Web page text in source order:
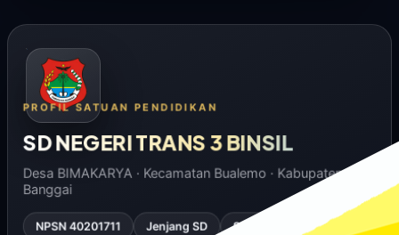
PROFIL SATUAN PENDIDIKAN
SD NEGERI TRANS 3 BINSIL
Desa BIMAKARYA · Kecamatan Bualemo · Kabupaten
Banggai